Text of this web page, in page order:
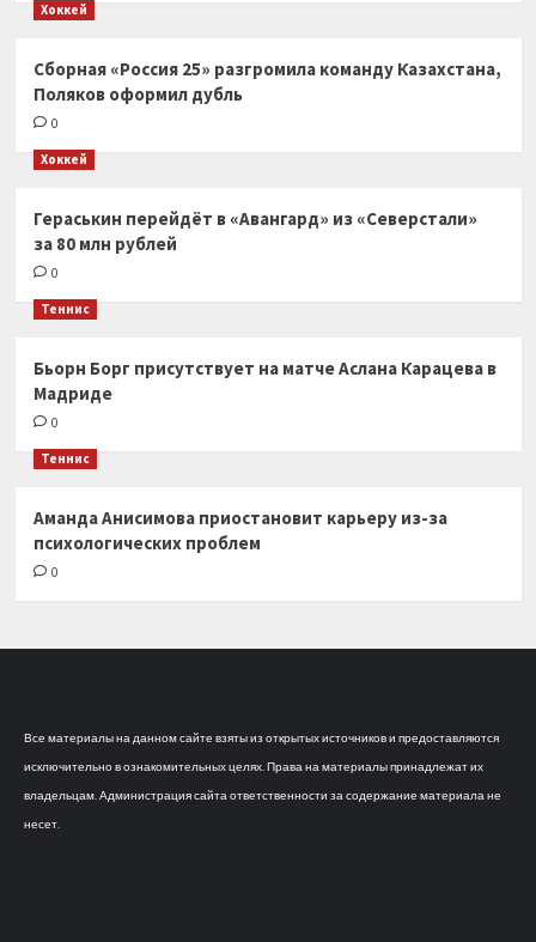
Хоккей
Сборная «Россия 25» разгромила команду Казахстана,
Поляков оформил дубль
0
Хоккей
Гераськин перейдёт в «Авангард» из «Северстали»
за 80 млн рублей
0
Теннис
Бьорн Борг присутствует на матче Аслана Карацева в
Мадриде
0
Теннис
Аманда Анисимова приостановит карьеру из-за
психологических проблем
0
Все материалы на данном сайте взяты из открытых источников и предоставляются
исключительно в ознакомительных целях. Права на материалы принадлежат их
владельцам. Администрация сайта ответственности за содержание материала не
несет.